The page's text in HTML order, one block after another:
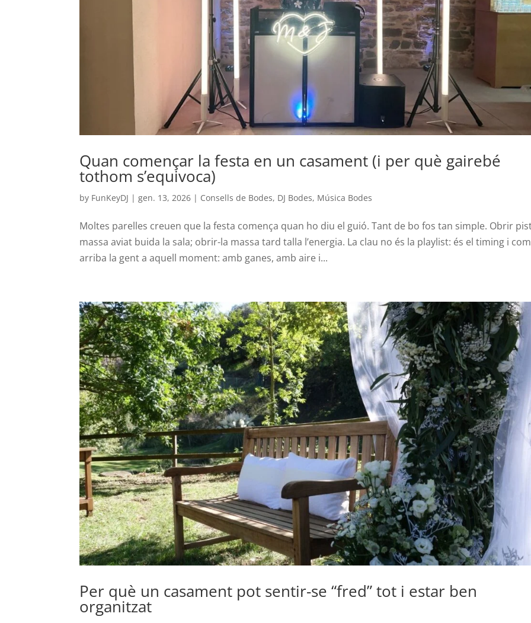
Quan començar la festa en un casament (i per què gairebé
tothom s’equivoca)
by FunKeyDJ |gen. 13, 2026 | Consells de Bodes, DJ Bodes, Música Bodes
Moltes parelles creuen que la festa comença quan ho diu el guió. Tant de bo fos tan simple. Obrir
massa aviat buida la sala; obrir-la massa tard talla l’energia. La clau no és la playlist: és el timing i com
arriba la gent a aquell moment: amb ganes, amb aire i...
Per què un casament pot sentir-se “fred” tot i estar ben
organitzat